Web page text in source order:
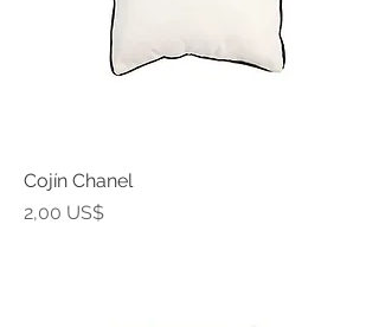
Cojín Chanel
Precio
2,00 US$